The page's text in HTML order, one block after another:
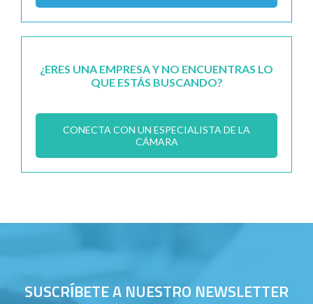
¿ERES UNA EMPRESA Y NO ENCUENTRAS LO
QUE ESTÁS BUSCANDO?
CONECTA CON UN ESPECIALISTA DE LA
CÁMARA
SUSCRÍBETE A NUESTRO NEWSLETTER